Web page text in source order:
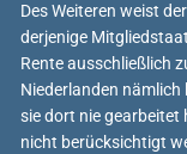
Des Weiteren weist
derjenige
Rente ausschließlich
Niederlanden nämlich
sie dort nie gearbeitet
nicht berücksichtigt